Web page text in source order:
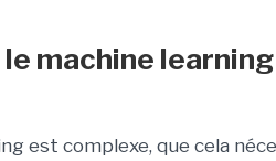
machine
est complexe, que cela